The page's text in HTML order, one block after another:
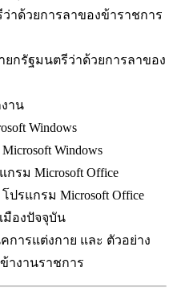
าด้วยการลาของข้าราชการ
กรัฐมนตรีว่าด้วยการลาของ
าน
Windows
Windows
รม Microsoft Office
รแกรม Microsoft Office
มืองปัจจุบัน
ารแต่งกาย และ ตัวอย่าง
างานราชการ